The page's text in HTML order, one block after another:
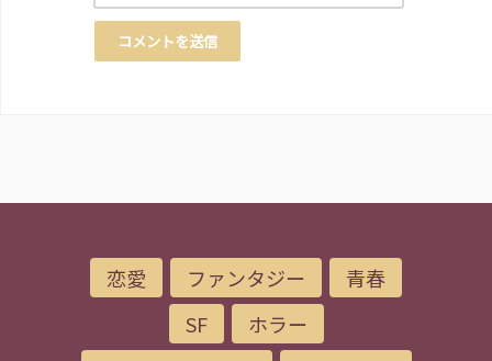
恋愛 ファンタジー
青春
SF
ホラー